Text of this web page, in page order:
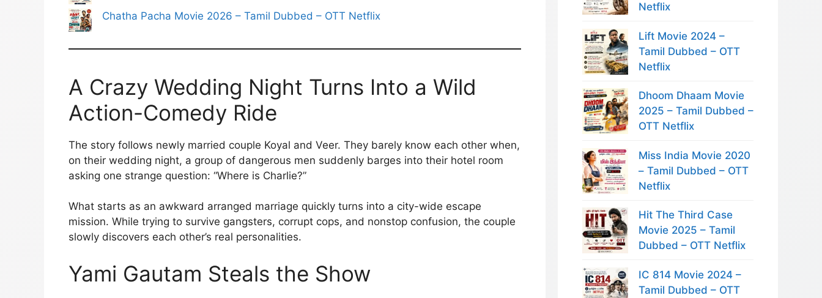
Chatha Pacha Movie 2026 – Tamil Dubbed – OTT Netflix
A Crazy Wedding Night Turns Into a Wild
Action-Comedy Ride
The story follows newly married couple Koyal and Veer. They barely know each other when,
on their wedding night, a group of dangerous men suddenly barges into their hotel room
asking one strange question: “Where is Charlie?”
What starts as an awkward arranged marriage quickly turns into a city-wide escape
mission. While trying to survive gangsters, corrupt cops, and nonstop confusion, the couple
slowly discovers each other’s real personalities.
Yami Gautam Steals the Show
Netflix
Lift Movie 2024 –
Tamil Dubbed – OTT
Netflix
Dhoom Dhaam Movie
2025 – Tamil Dubbed –
OTT Netflix
Miss India Movie 2020
– Tamil Dubbed – OTT
Netflix
Hit The Third Case
Movie 2025 – Tamil
Dubbed – OTT Netflix
IC 814 Movie 2024 –
Tamil Dubbed – OTT